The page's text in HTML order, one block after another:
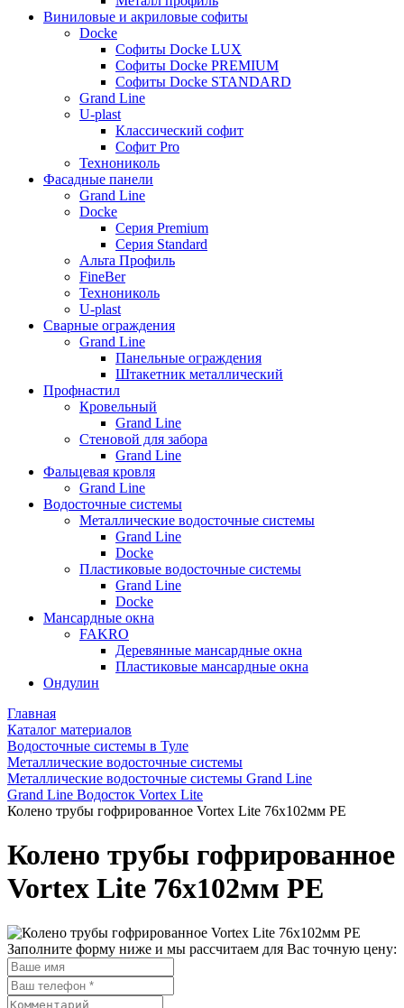
Виниловые и акриловые софиты
Docke
Софиты Docke LUX
Софиты Docke PREMIUM
Софиты Docke STANDARD
Grand Line
U-plast
Классический софит
Софит Pro
Технониколь
Фасадные панели
Grand Line
Docke
Серия Premium
Серия Standard
Альта Профиль
FineBer
Технониколь
U-plast
Сварные ограждения
Grand Line
Панельные ограждения
Штакетник металлический
Профнастил
Кровельный
Grand Line
Стеновой для забора
Grand Line
Фальцевая кровля
Grand Line
Водосточные системы
Металлические водосточные системы
Grand Line
Docke
Пластиковые водосточные системы
Grand Line
Docke
Мансардные окна
FAKRO
Деревянные мансардные окна
Пластиковые мансардные окна
Ондулин
Главная
Каталог материалов
Водосточные системы в Туле
Металлические водосточные системы
Металлические водосточные системы Grand Line
Grand Line Водосток Vortex Lite
Колено трубы гофрированное Vortex Lite 76х102мм PE
Колено трубы гофрированное
Vortex Lite 76х102мм PE
Заполните форму ниже и мы рассчитаем для Вас точную цену: